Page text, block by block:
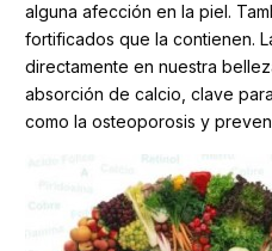
alguna afección en la piel.
fortificados que la contienen.
directamente en nuestra
absorción de calcio, clave
como la osteoporosis y